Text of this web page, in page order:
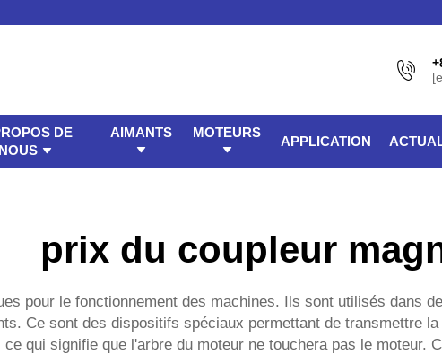
DE
NOUS
AIMANTS MOTEURS
APPLICATION
prix du coupleur
pour le fonctionnement des machines. Ils sont utilisés dans
Ce sont des dispositifs spéciaux permettant de transmettre
qui signifie que l'arbre du moteur ne touchera pas le moteur.